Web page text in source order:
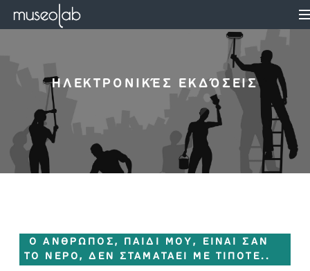
ΗΛΕΚΤΡΟΝΙΚΈΣ ΕΚΔΌΣΕΙΣ
O ΑΝΘΡΩΠΟΣ, ΠΑΙΔΙ ΜΟΥ, ΕΙΝΑΙ ΣΑΝ
ΤΟ ΝΕΡΟ, ΔΕΝ ΣΤΑΜΑΤΑΕΙ ΜΕ ΤΙΠΟΤΕ..